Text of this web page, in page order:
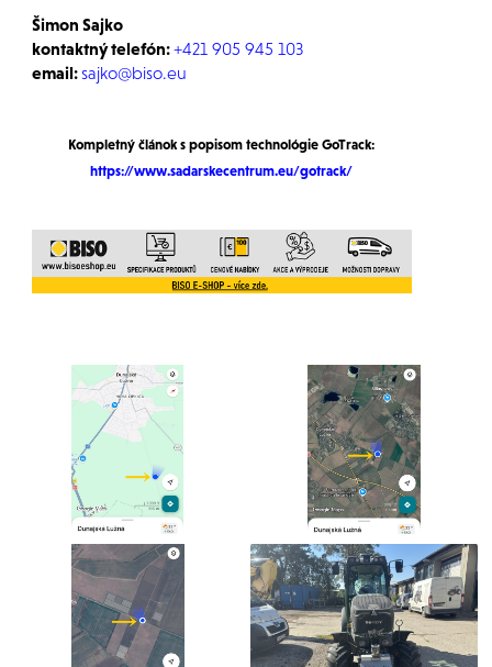
Šimon Sajko
kontaktný telefón:+421 905 945 103
email:sajko@biso.eu
Kompletný článok s popisom technológie GoTrack:
https://www.sadarskecentrum.eu/gotrack/